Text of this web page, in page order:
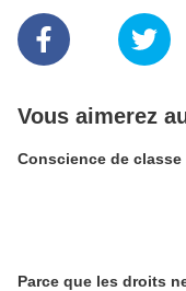
Vous aimerez
Conscience de classe
Parce que les droits